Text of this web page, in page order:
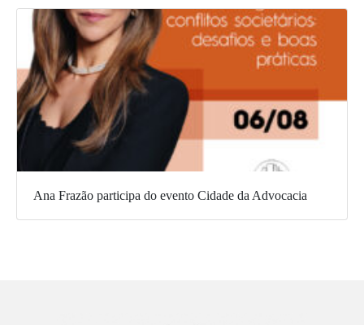
Ana Frazão participa do evento Cidade da Advocacia